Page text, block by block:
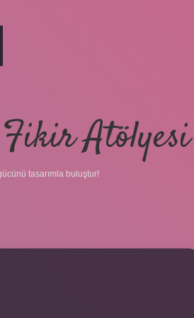
Fikir Atölyesi
tasarımla buluştur!